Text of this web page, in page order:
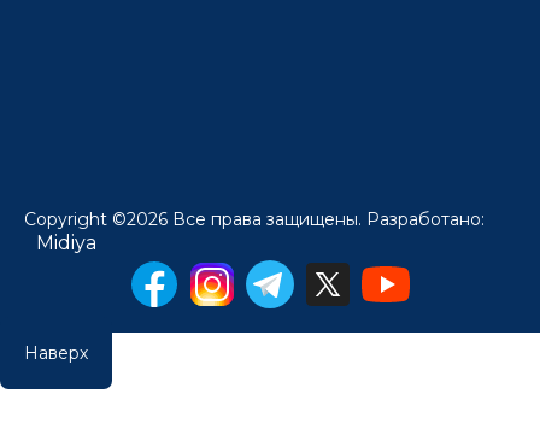
Copyright ©2026 Все права защищены. Разработано:
Midiya
Наверх